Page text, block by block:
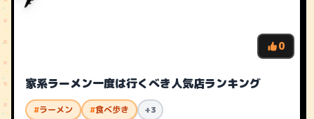
0
家系ラーメン一度は行くべき人気店ランキング
#ラーメン #食べ歩き +3